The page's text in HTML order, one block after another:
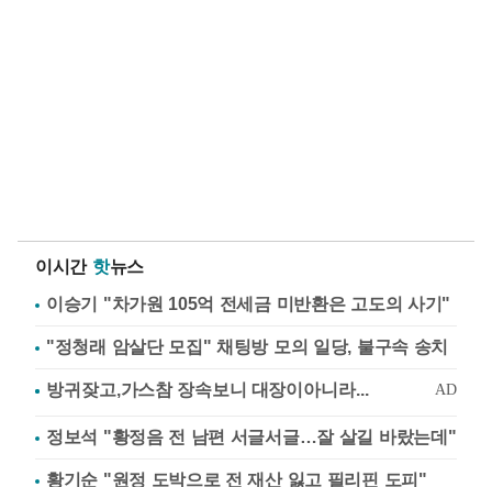
이시간 핫뉴스
이승기 "차가원 105억 전세금 미반환은 고도의 사기"
"정청래 암살단 모집" 채팅방 모의 일당, 불구속 송치
정보석 "황정음 전 남편 서글서글…잘 살길 바랐는데"
황기순 "원정 도박으로 전 재산 잃고 필리핀 도피"